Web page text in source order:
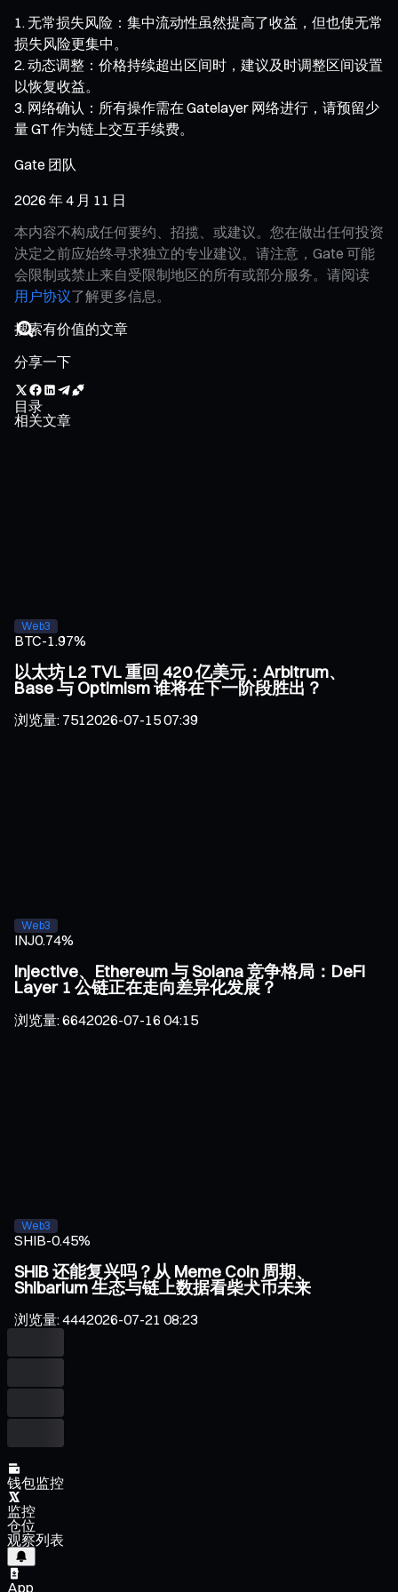
无常损失风险：集中流动性虽然提高了收益，但也使无常
损失风险更集中。
动态调整：价格持续超出区间时，建议及时调整区间设置
以恢复收益。
网络确认：所有操作需在 Gatelayer 网络进行，请预留少
量 GT 作为链上交互手续费。
Gate 团队
2026 年 4 月 11 日
本内容不构成任何要约、招揽、或建议。您在做出任何投资
决定之前应始终寻求独立的专业建议。请注意，Gate 可能
会限制或禁止来自受限制地区的所有或部分服务。请阅读
用户协议了解更多信息。
分享一下
目录
相关文章
Web3
BTC-1.97%
以太坊 L2 TVL 重回 420 亿美元：Arbitrum、
Base 与 Optimism 谁将在下一阶段胜出？
浏览量: 7512026-07-15 07:39
Web3
INJ0.74%
Injective、Ethereum 与 Solana 竞争格局：DeFi
Layer 1 公链正在走向差异化发展？
浏览量:6642026-07-16 04:15
Web3
SHIB-0.45%
SHIB 还能复兴吗？从 Meme Coin 周期、
Shibarium 生态与链上数据看柴犬币未来
浏览量:4442026-07-21 08:23
钱包监控
监控
仓位
观察列表
App